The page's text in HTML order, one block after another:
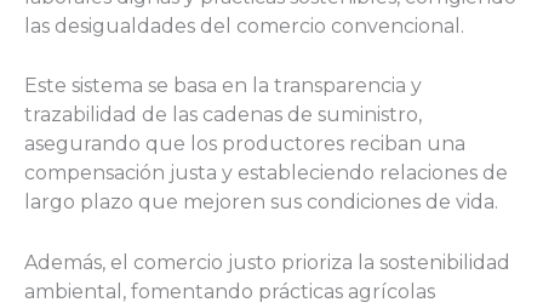
las desigualdades del comercio convencional.
Este sistema se basa en la transparencia y
trazabilidad de las cadenas de suministro,
asegurando que los productores reciban una
compensación justa y estableciendo relaciones de
largo plazo que mejoren sus condiciones de vida.
Además, el comercio justo prioriza la sostenibilidad
ambiental, fomentando prácticas agrícolas